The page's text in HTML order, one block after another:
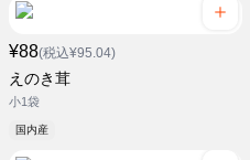
¥88(税込¥95.04)
えのき茸
小1袋
国内産